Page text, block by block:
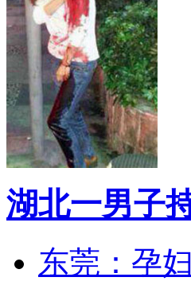
湖北一男子
东莞：孕